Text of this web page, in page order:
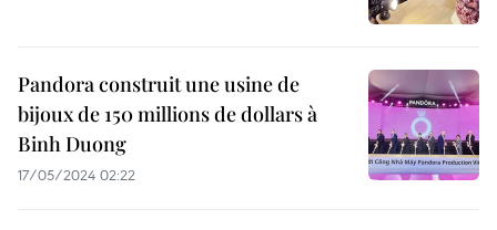
Pandora construit une usine de
bijoux de 150 millions de dollars à
Binh Duong
17/05/2024 02:22